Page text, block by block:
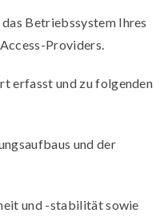
Betriebssystem Ihres
Providers.
erfasst und zu folgenden
und der
und -stabilität sowie